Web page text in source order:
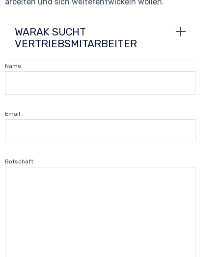
arbeiten und sich weiterentwickeln wollen.
WARAK SUCHT
VERTRIEBSMITARBEITER
Name
Email
Botschaft